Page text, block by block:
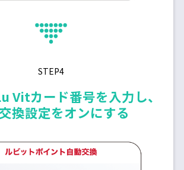
STEP4
Vitカード番号を入力し、
換設定をオンにする